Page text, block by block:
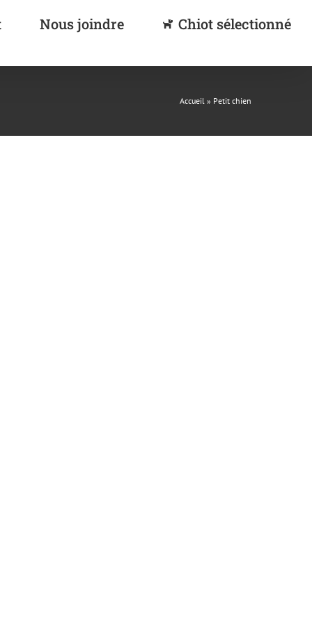
Nous joindre Chiot sélectionné
Accueil » Petit chien